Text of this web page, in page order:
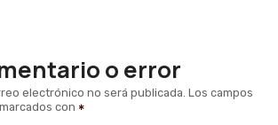
o error
electrónico no será publicada. Los campos
con